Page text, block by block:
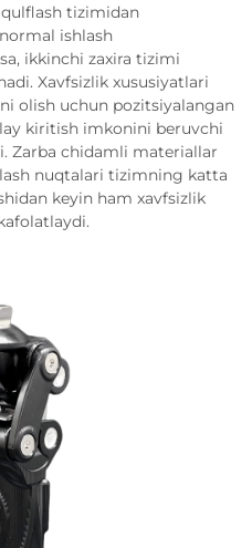
tizimidan
ishlash
ikkinchi zaxira tizimi
Xavfsizlik xususiyatlari
olish uchun pozitsiyalangan
kiritish imkonini beruvchi
Zarba chidamli materiallar
nuqtalari tizimning katta
keyin ham xavfsizlik